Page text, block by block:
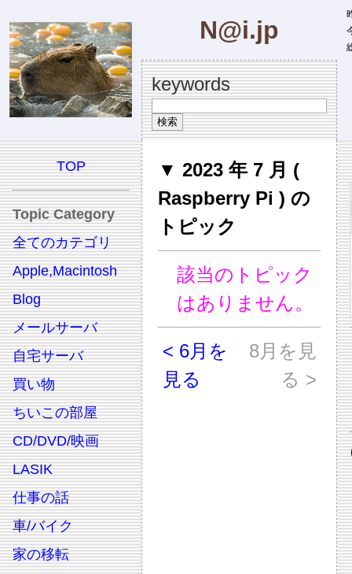
N@i.jp
keywords
TOP
Topic Category
全てのカテゴリ
Apple,Macintosh
Blog
メールサーバ
自宅サーバ
買い物
ちいこの部屋
CD/DVD/映画
LASIK
仕事の話
車/バイク
家の移転
▼ 2023 年 7 月 (
Raspberry Pi ) の
トピック
該当のトピック
はありません。
< 6月を
見る
8月を見
る >